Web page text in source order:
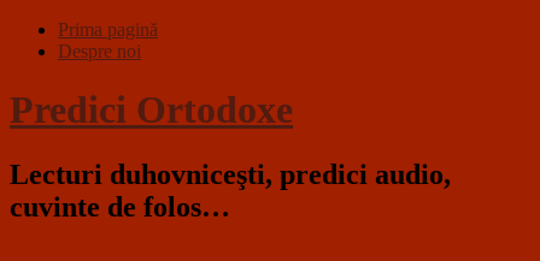
Prima pagină
Despre noi
Predici Ortodoxe
Lecturi duhovniceşti, predici audio,
cuvinte de folos…